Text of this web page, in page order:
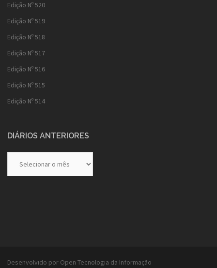
Edição Nº 520
Edição Nº 519
Edição Nº 518
Edição Nº 517
Edição Nº 516
Edição Nº 515
Edição Nº 514
DIÁRIOS ANTERIORES
Anteriores
Desenvolvido por Open Tecnologia da Informação